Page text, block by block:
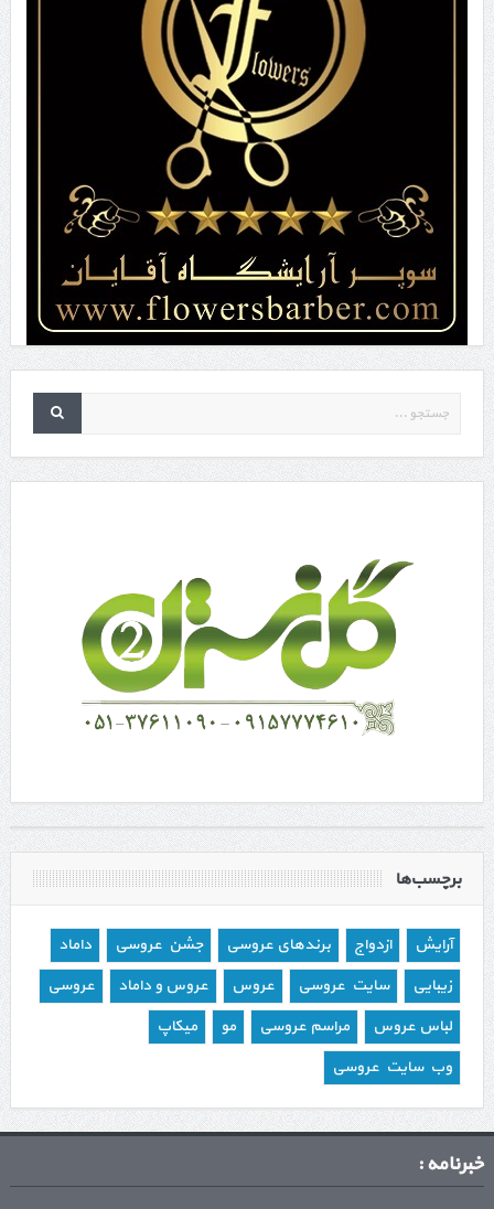
برچسب‌ها
آرایش ازدواج برندهای عروسی جشن عروسی
داماد
زیبایی
سایت عروسی عروس عروس و داماد
عروسی
لباس عروس
مراسم عروسی مو
میکاپ
وب سایت عروسی
خبرنامه :